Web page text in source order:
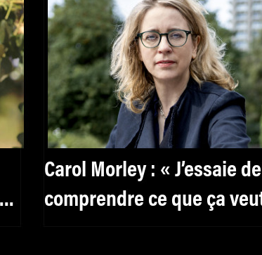
Carol Morley : « J’essaie de
comprendre ce que ça